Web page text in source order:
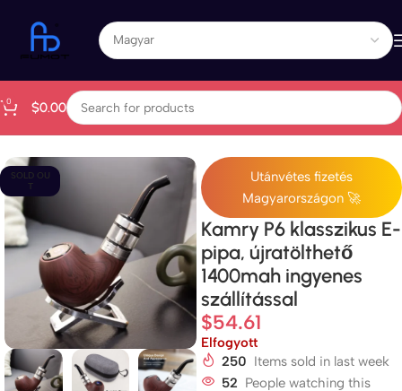
0 $0.00
All Products
SOLD OU
T
Utánvétes fizetés
Magyarországon 🚀
Kamry P6 klasszikus E-
pipa, újratölthető
1400mah ingyenes
szállítással
$54.61
Elfogyott
250 Items sold in last week
52 People watching this